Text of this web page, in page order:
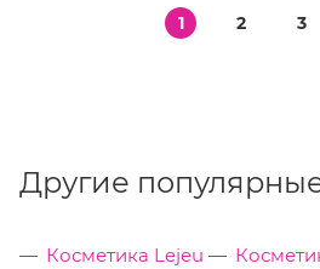
1 2 3
Другие
Косметика Lejeu